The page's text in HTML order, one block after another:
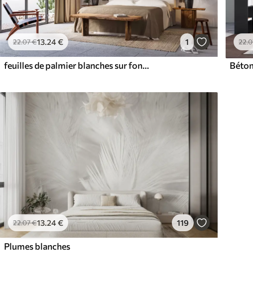
22.07€13.24€ 1
feuilles de palmier blanches sur fond clair
22
22.07€13 .24€ 119
Plumes blanches